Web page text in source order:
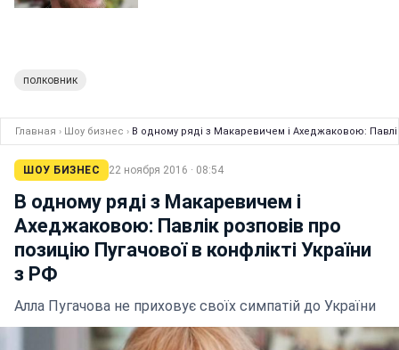
полковник
Главная › Шоу бизнес › В одному ряді з Макаревичем і Ахеджаковою:
ШОУ БИЗНЕС 22 ноября 2016 · 08:54
В одному ряді з Макаревичем і
Ахеджаковою: Павлік розповів про
позицію Пугачової в конфлікті України
з РФ
Алла Пугачова не приховує своїх симпатій до України